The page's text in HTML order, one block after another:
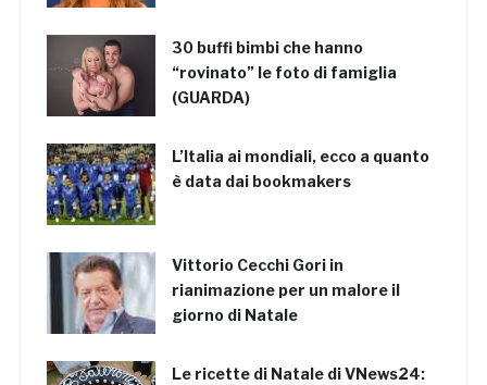
30 buffi bimbi che hanno
“rovinato” le foto di famiglia
(GUARDA)
L’Italia ai mondiali, ecco a quanto
è data dai bookmakers
Vittorio Cecchi Gori in
rianimazione per un malore il
giorno di Natale
Le ricette di Natale di VNews24: